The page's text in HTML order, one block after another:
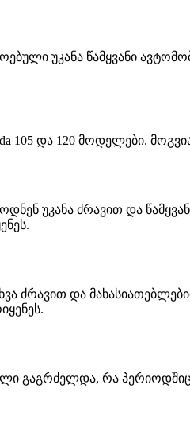
უკანა წამყვანი
105 და 120 მოდელები.
უკანა ძრავით და
ძრავით და
გაგრძელდა, რა